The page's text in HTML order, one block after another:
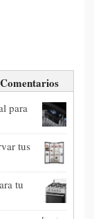
Comentarios
para
tus
tu